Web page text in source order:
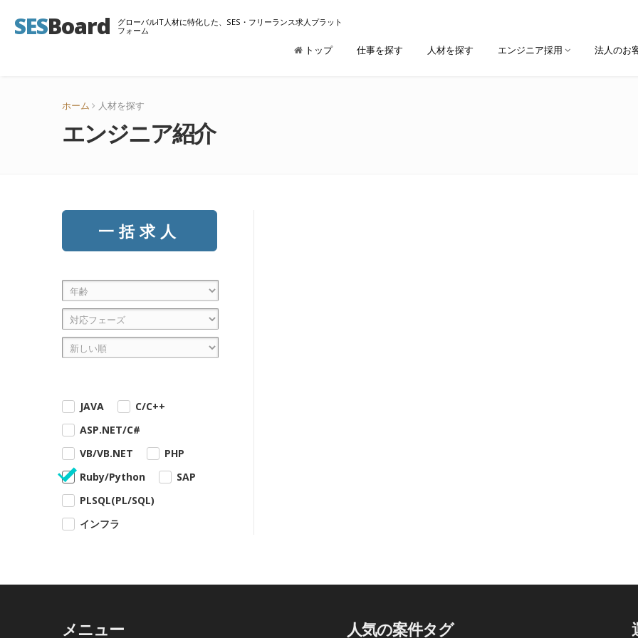
SESBoard
グローバルIT人材に特化した、SES・フリーランス求人プラット
フォーム
トップ 仕事を探す 人材を探す エンジニア採用 法人のお
ホーム 人材を探す
エンジニア紹介
一括求人
JAVA
C/C++
ASP.NET/C#
VB/VB.NET
PHP
Ruby/Python
SAP
PLSQL(PL/SQL)
インフラ
メニュー 人気の案件タグ